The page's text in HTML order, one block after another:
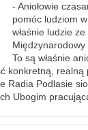
- Aniołowie
pomóc ludziom
właśnie ludzie
To są właśnie
konkretną,
Radia Podlasie
Ubogim